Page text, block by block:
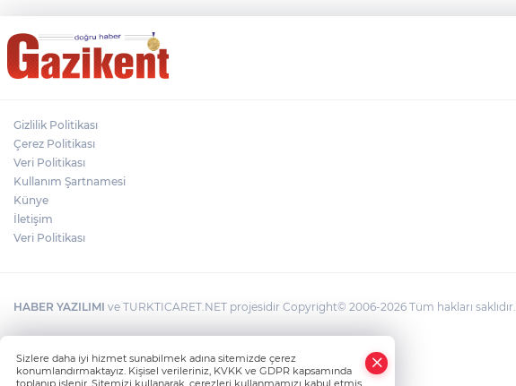
Gizlilik Politikası
Çerez Politikası
Veri Politikası
Kullanım Şartnamesi
Künye
İletişim
Veri Politikası
HABER YAZILIMI ve TURKTICARET.NET projesidir Copyright© 2006-2026 Tüm hakları saklıdır.
Sizlere daha iyi hizmet sunabilmek adına sitemizde çerez
konumlandırmaktayız. Kişisel verileriniz, KVKK ve GDPR kapsamında
toplanıp işlenir. Sitemizi kullanarak, çerezleri kullanmamızı kabul etmiş